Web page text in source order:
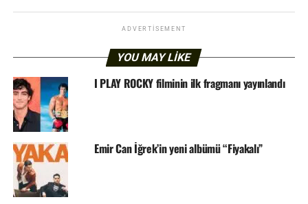
ADVERTISEMENT
YOU MAY LIKE
I PLAY ROCKY filminin ilk fragmanı yayınlandı
Emir Can İğrek’in yeni albümü “Fiyakalı”